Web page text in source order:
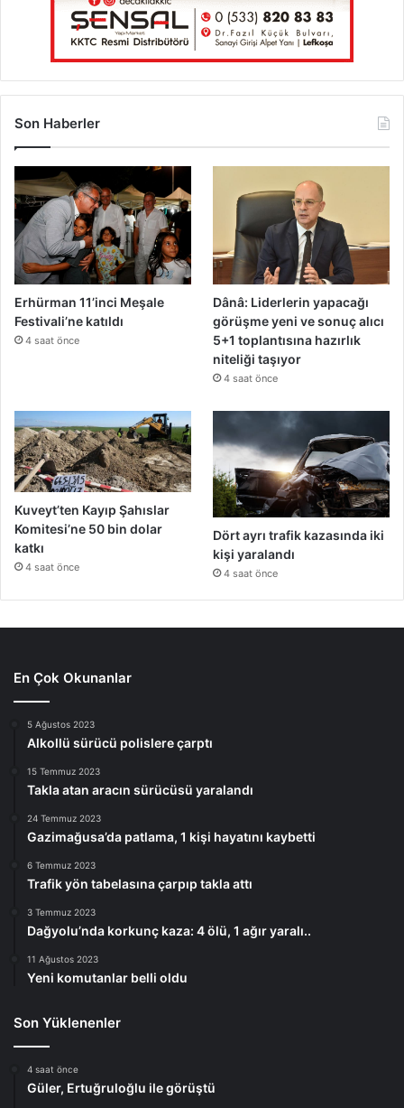
Son Haberler
Erhürman 11’inci Meşale
Festivali’ne katıldı
4 saat önce
Dânâ: Liderlerin yapacağı
görüşme yeni ve sonuç alıcı
5+1 toplantısına hazırlık
niteliği taşıyor
4 saat önce
Kuveyt’ten Kayıp Şahıslar
Komitesi’ne 50 bin dolar
katkı
4 saat önce
Dört ayrı trafik kazasında iki
kişi yaralandı
4 saat önce
En Çok Okunanlar
5 Ağustos 2023
Alkollü sürücü polislere çarptı
15 Temmuz 2023
Takla atan aracın sürücüsü yaralandı
24 Temmuz 2023
Gazimağusa’da patlama, 1 kişi hayatını kaybetti
6 Temmuz 2023
Trafik yön tabelasına çarpıp takla attı
3 Temmuz 2023
Dağyolu’nda korkunç kaza: 4 ölü, 1 ağır yaralı..
11 Ağustos 2023
Yeni komutanlar belli oldu
Son Yüklenenler
4 saat önce
Güler, Ertuğruloğlu ile görüştü